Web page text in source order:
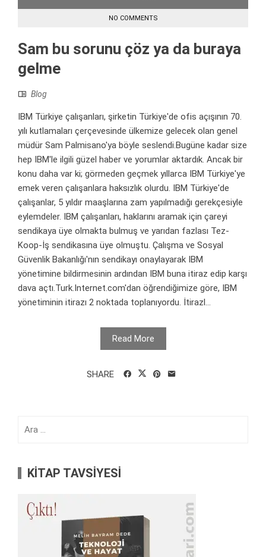
NO COMMENTS
Sam bu sorunu çöz ya da buraya
gelme
Blog
IBM Türkiye çalışanları, şirketin Türkiye'de ofis açışının 70.
yılı kutlamaları çerçevesinde ülkemize gelecek olan genel
müdür Sam Palmisano'ya böyle seslendi.Bugüne kadar size
hep IBM'le ilgili güzel haber ve yorumlar aktardık. Ancak bir
konu daha var ki; görmeden geçmek yıllarca IBM Türkiye'ye
emek veren çalışanlara haksızlık olurdu. IBM Türkiye'de
çalışanlar, 5 yıldır maaşlarına zam yapılmadığı gerekçesiyle
eylemdeler. IBM çalışanları, haklarını aramak için çareyi
sendikaya üye olmakta bulmuş ve yarıdan fazlası Tez-
Koop-İş sendikasına üye olmuştu. Çalışma ve Sosyal
Güvenlik Bakanlığı'nın sendikayı onaylayarak IBM
yönetimine bildirmesinin ardından IBM buna itiraz edip karşı
dava açtı.Turk.Internet.com'dan öğrendiğimize göre, IBM
yönetiminin itirazı 2 noktada toplanıyordu. İtirazl...
Read More
SHARE
KİTAP TAVSİYESİ